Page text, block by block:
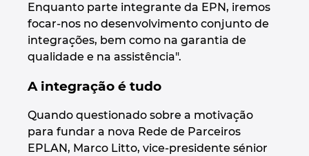
Enquanto parte integrante da EPN, iremos
focar-nos no desenvolvimento conjunto de
integrações, bem como na garantia de
qualidade e na assistência".
A integração é tudo
Quando questionado sobre a motivação
para fundar a nova Rede de Parceiros
EPLAN, Marco Litto, vice-presidente sénior
Mexico
Netherlands
New Zealand
Norway
Peru